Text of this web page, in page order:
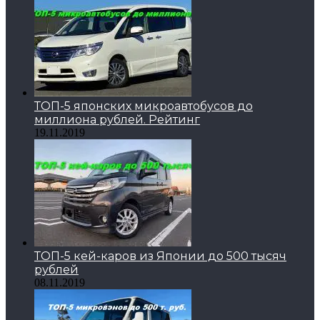
ТОП-5 японских микроавтобусов до
миллиона рублей. Рейтинг
19.11.2019
ТОП-5 кей-каров из Японии до 500 тысяч
рублей
08.11.2019